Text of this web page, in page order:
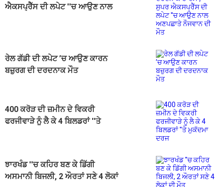
ਐਕਸਪ੍ਰੈੱਸ ਦੀ ਲਪੇਟ ''ਚ ਆਉਣ ਨਾਲ
ਰੇਲ ਗੱਡੀ ਦੀ ਲਪੇਟ ’ਚ ਆਉਣ ਕਾਰਨ
ਬਜ਼ੁਰਗ ਦੀ ਦਰਦਨਾਕ ਮੌਤ
400 ਕਰੋੜ ਦੀ ਜ਼ਮੀਨ ਦੇ ਵਿਕਰੀ
ਫਰਜੀਵਾੜੇ ਨੂੰ ਲੈ ਕੇ 4 ਬਿਲਡਰਾਂ ''ਤੇ
ਝਾਰਖੰਡ ''ਚ ਕਹਿਰ ਬਣ ਕੇ ਡਿੱਗੀ
ਅਸਮਾਨੀ ਬਿਜਲੀ, 2 ਔਰਤਾਂ ਸਣੇ 4 ਲੋਕਾਂ